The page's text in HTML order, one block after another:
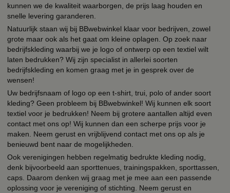
kunnen we de kwaliteit waarborgen, de prijs laag houden en
snelle levering garanderen.
Natuurlijk staan wij bij BBwebwinkel klaar voor bedrijven, zowel
grote maar ook als het gaat om kleine oplagen. Op zoek naar
bedrijfskleding waarbij we je logo of ontwerp op een textiel wilt
laten bedrukken? Wij zijn specialist in allerlei soorten
bedrijfskleding en komen graag met je in gesprek over de
wensen!
Uw bedrijfsnaam of logo op een t-shirt, trui, polo of ander soort
kleding? Geen probleem bij BBwebwinkel! Wij kunnen elk soort
textiel voor je bedrukken! Neem bij grotere aantallen altijd even
contact met ons op! Wij kunnen dan een scherpe prijs voor je
maken. Neem gerust en vrijblijvend contact met ons op als je
benieuwd bent naar de mogelijkheden.
Ook verenigingen hebben regelmatig bedrukte kleding nodig,
denk bijvoorbeeld aan sporttenues, trainingspakken, sporttassen,
caps. Daarom denken wij graag met je mee aan een passende
oplossing voor je vereniging of stichting. Neem gerust en